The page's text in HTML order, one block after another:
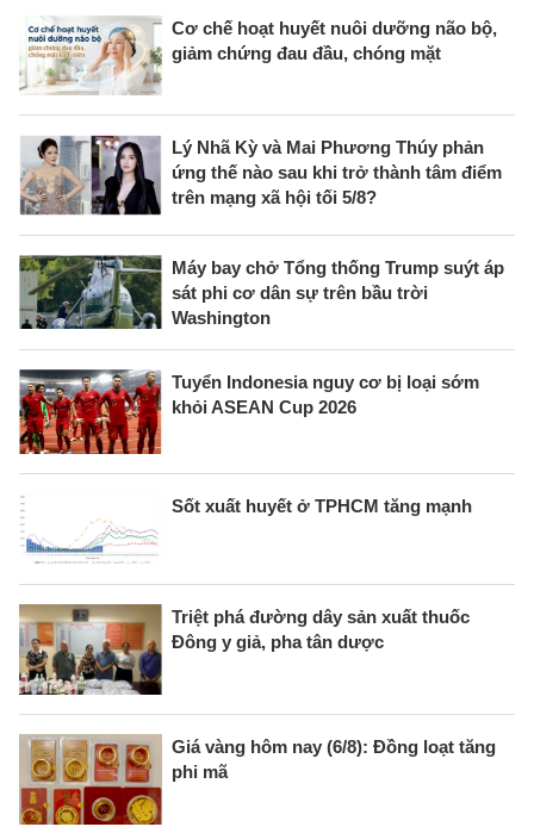
Cơ chế hoạt huyết nuôi dưỡng não bộ,
giảm chứng đau đầu, chóng mặt
Lý Nhã Kỳ và Mai Phương Thúy phản
ứng thế nào sau khi trở thành tâm điểm
trên mạng xã hội tối 5/8?
Máy bay chở Tổng thống Trump suýt áp
sát phi cơ dân sự trên bầu trời
Washington
Tuyển Indonesia nguy cơ bị loại sớm
khỏi ASEAN Cup 2026
Sốt xuất huyết ở TPHCM tăng mạnh
Triệt phá đường dây sản xuất thuốc
Đông y giả, pha tân dược
Giá vàng hôm nay (6/8): Đồng loạt tăng
phi mã